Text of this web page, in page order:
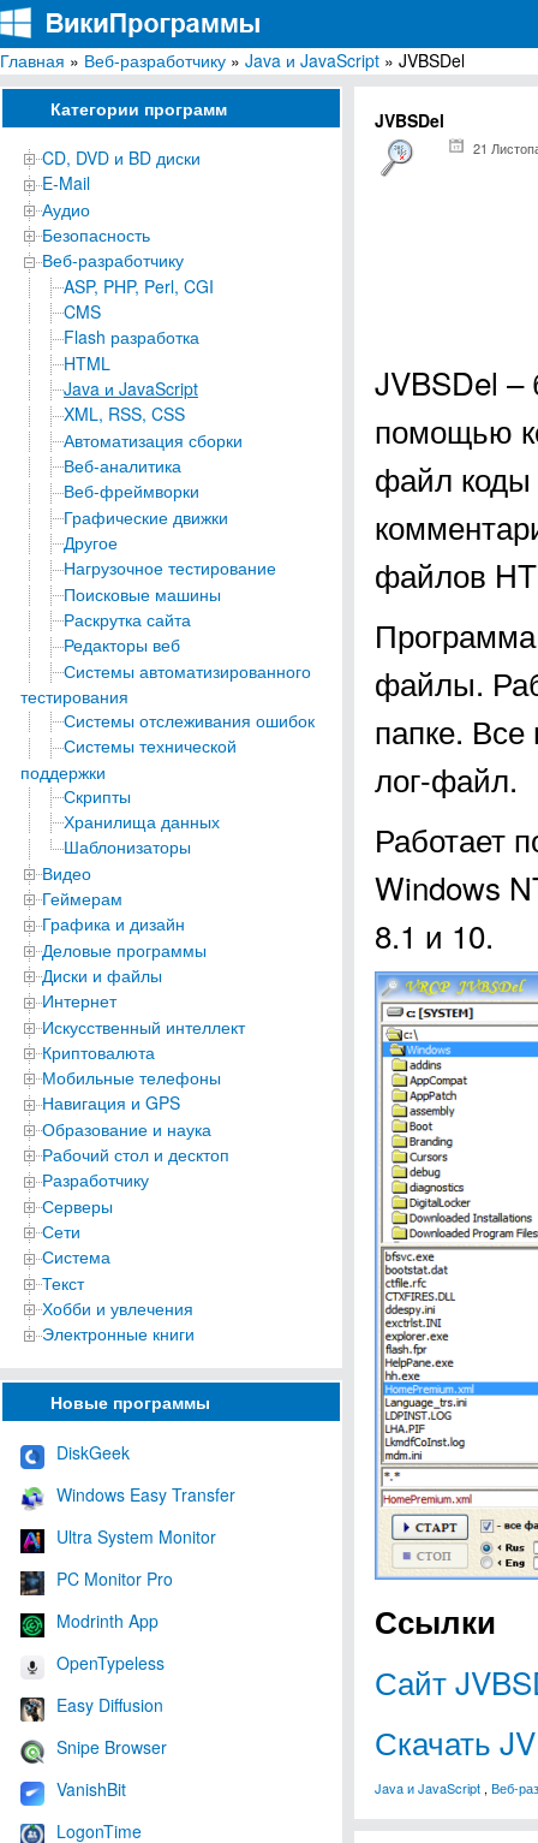
ВикиПрограммы
Энциклопедия бесплатных компьютерных программ для Windows
Главная » Веб-разработчику » Java и JavaScript » JVBSDel
Категории программ
CD, DVD и BD диски
E-Mail
Аудио
Безопасность
Веб-разработчику
ASP, PHP, Perl, CGI
CMS
Flash разработка
HTML
Java и JavaScript
XML, RSS, CSS
Автоматизация сборки
Веб-аналитика
Веб-фреймворки
Графические движки
Другое
Нагрузочное тестирование
Поисковые машины
Раскрутка сайта
Редакторы веб
Системы автоматизированного
тестирования
Системы отслеживания ошибок
Системы технической
поддержки
Скрипты
Хранилища данных
Шаблонизаторы
Видео
Геймерам
Графика и дизайн
Деловые программы
Диски и файлы
Интернет
Искусственный интеллект
Криптовалюта
Мобильные телефоны
Навигация и GPS
Образование и наука
Рабочий стол и десктоп
Разработчику
Серверы
Сети
Система
Текст
Хобби и увлечения
Электронные книги
Новые программы
DiskGeek
Windows Easy Transfer
Ultra System Monitor
PC Monitor Pro
Modrinth App
OpenTypeless
Easy Diffusion
Snipe Browser
VanishBit
LogonTime
JVBSDel
21
JVBSDel –
помощью
файл коды
файлов
файлы.
папке.
лог-файл.
Работает
Windows
8.1 и 10.
Ссылки
Сайт
Скачать
Java и JavaScript , Веб-